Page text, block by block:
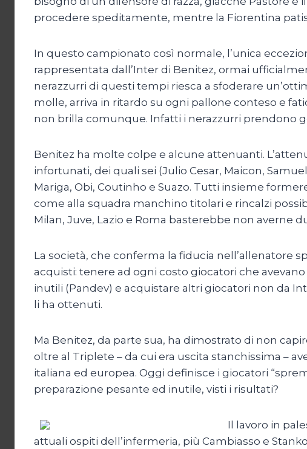
procedere speditamente, mentre la Fiorentina
In questo campionato così normale, l’unica
rappresentata dall’Inter di Benitez, ormai
nerazzurri di questi tempi riesca a sfoderare
molle, arriva in ritardo su ogni pallone conteso e
non brilla comunque. Infatti i nerazzurri prendono
Benitez ha molte colpe e alcune attenuanti.
infortunati, dei quali sei (Julio Cesar, Maicon,
Mariga, Obi, Coutinho e Suazo. Tutti insieme
come alla squadra manchino titolari e rincalzi
Milan, Juve, Lazio e Roma basterebbe non averne
La società, che conferma la fiducia nell’allenatore
acquisti: tenere ad ogni costo giocatori che
inutili (Pandev) e acquistare altri giocatori non da
li ha ottenuti.
Ma Benitez, da parte sua, ha dimostrato di non
oltre al Triplete – da cui era uscita stanchissima –
italiana ed europea. Oggi definisce i giocatori
preparazione pesante ed inutile, visti i risultati?
Il lavoro in
attuali ospiti dell’infermeria, più Cambiasso e